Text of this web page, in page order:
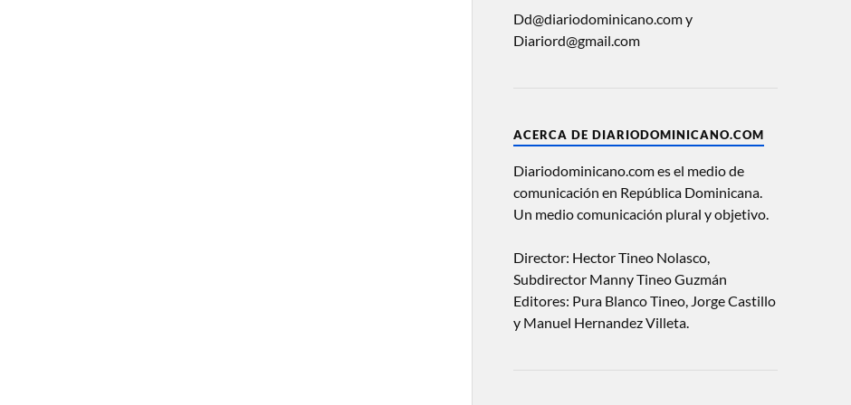
Dd@diariodominicano.com y
Diariord@gmail.com
ACERCA DE DIARIODOMINICANO.COM
Diariodominicano.com es el medio de
comunicación en República Dominicana.
Un medio comunicación plural y objetivo.
Director: Hector Tineo Nolasco,
Subdirector Manny Tineo Guzmán
Editores: Pura Blanco Tineo, Jorge Castillo
y Manuel Hernandez Villeta.